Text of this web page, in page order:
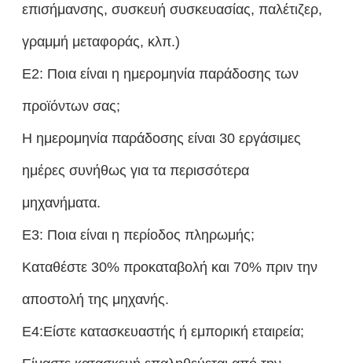
επισήμανσης, συσκευή συσκευασίας, παλέτιζερ,
γραμμή μεταφοράς, κλπ.)
Ε2: Ποια είναι η ημερομηνία παράδοσης των
προϊόντων σας;
Η ημερομηνία παράδοσης είναι 30 εργάσιμες
ημέρες συνήθως για τα περισσότερα
μηχανήματα.
Ε3: Ποια είναι η περίοδος πληρωμής;
Καταθέστε 30% προκαταβολή και 70% πριν την
αποστολή της μηχανής.
Ε4:Είστε κατασκευαστής ή εμπορική εταιρεία;